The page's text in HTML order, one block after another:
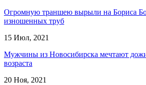
Огромную траншею вырыли на Бориса
изношенных труб
15 Июл, 2021
Мужчины из Новосибирска мечтают
возраста
20 Ноя, 2021